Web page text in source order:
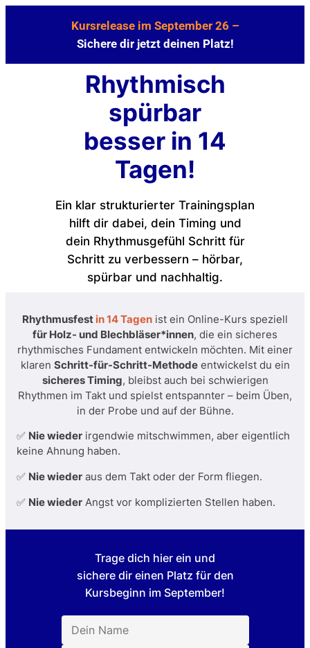
Kursrelease im September 26 –
Sichere dir jetzt deinen Platz!
Rhythmisch
spürbar
besser in 14
Tagen!
Ein klar strukturierter Trainingsplan
hilft dir dabei, dein Timing und
dein Rhythmusgefühl Schritt für
Schritt zu verbessern – hörbar,
spürbar und nachhaltig.
Rhythmusfestin 14 Tagen ist ein Online-Kurs speziell
für Holz- und Blechbläser*innen, die ein sicheres
rhythmisches Fundament entwickeln möchten. Mit einer
klaren Schritt-für-Schritt-Methodeentwickelst du ein
sicheres Timing, bleibst auch bei schwierigen
Rhythmen im Takt und spielst entspannter – beim Üben,
in der Probe und auf der Bühne.
✅ Nie wieder irgendwie mitschwimmen, aber eigentlich
keine Ahnung haben.
✅ Nie wieder aus dem Takt oder der Form fliegen.
✅ Nie wieder Angst vor komplizierten Stellen haben.
Trage dich hier ein und
sichere dir einen Platz für den
Kursbeginn im September!